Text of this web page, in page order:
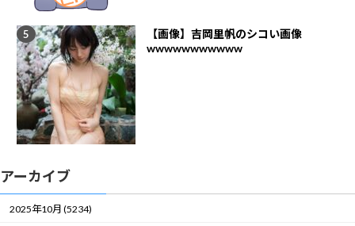
【画像】吉岡里帆のシコい画像
wwwwwwwwwww
アーカイブ
2025年10月 (5234)